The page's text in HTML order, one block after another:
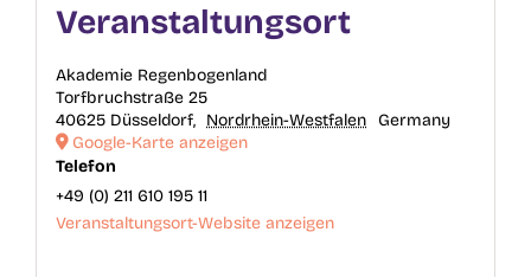
Veranstaltungsort
Akademie Regenbogenland
Torfbruchstraße 25
40625 Düsseldorf, Nordrhein-Westfalen Germany
Google-Karte anzeigen
Telefon
+49 (0) 211 610 195 11
Veranstaltungsort-Website anzeigen